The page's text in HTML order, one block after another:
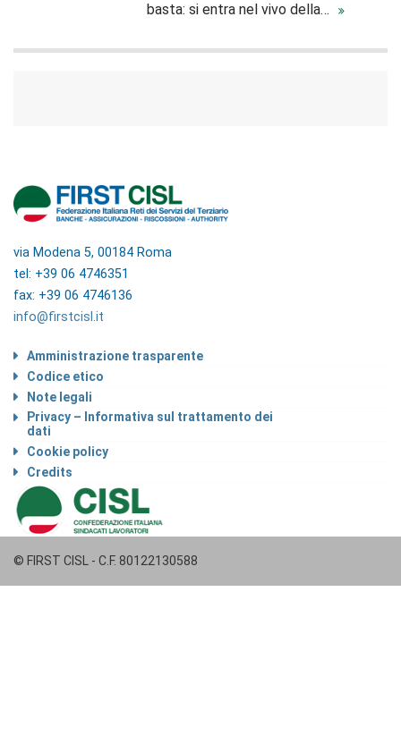
basta: si entra nel vivo della…
via Modena 5, 00184 Roma
tel: +39 06 4746351
fax: +39 06 4746136
info@firstcisl.it
Amministrazione trasparente
Codice etico
Note legali
Privacy – Informativa sul trattamento dei
dati
Cookie policy
Credits
© FIRST CISL - C.F. 80122130588